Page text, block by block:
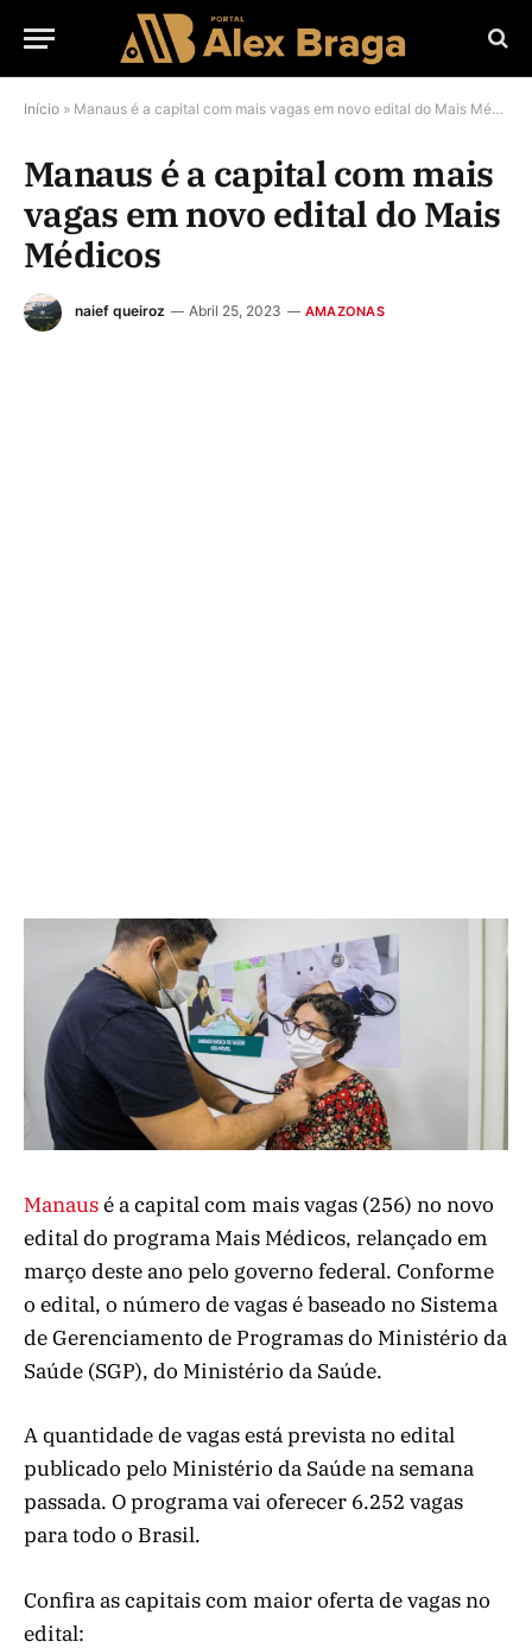
Início » Manaus é a capital com mais vagas em novo edital do Mais Médicos
Manaus é a capital com mais
vagas em novo edital do Mais
Médicos
naief queiroz Abril 25, 2023 AMAZONAS
Manausé a capital com mais vagas (256) no novo
edital do programa Mais Médicos, relançado em
março deste ano pelo governo federal. Conforme
o edital, o número de vagas é baseado no Sistema
de Gerenciamento de Programas do Ministério da
Saúde (SGP), do Ministério da Saúde.
A quantidade de vagas está prevista no edital
publicado pelo Ministério da Saúde na semana
passada. O programa vai oferecer 6.252 vagas
para todo o Brasil.
Confira as capitais com maior oferta de vagas no
edital: